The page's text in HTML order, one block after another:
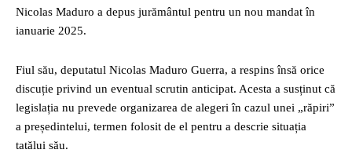
Nicolas Maduro a depus jurământul pentru un nou mandat în
ianuarie 2025.
Fiul său, deputatul Nicolas Maduro Guerra, a respins însă orice
discuție privind un eventual scrutin anticipat. Acesta a susținut că
legislația nu prevede organizarea de alegeri în cazul unei „răpiri”
a președintelui, termen folosit de el pentru a descrie situația
tatălui său.